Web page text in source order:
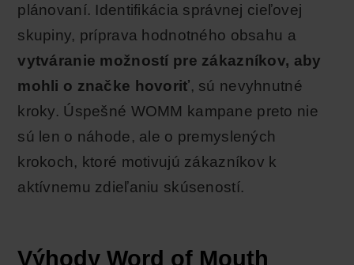
plánovaní. Identifikácia správnej cieľovej
skupiny, príprava hodnotného obsahu a
vytváranie možností pre zákazníkov, aby
mohli o značke hovoriť, sú nevyhnutné
kroky. Úspešné WOMM kampane preto nie
sú len o náhode, ale o premyslených
krokoch, ktoré motivujú zákazníkov k
aktívnemu zdieľaniu skúseností.
Výhody Word of Mouth